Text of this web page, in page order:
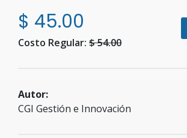
$ 45.00
Costo Regular: $ 54.00
Autor:
CGI Gestión e Innovación